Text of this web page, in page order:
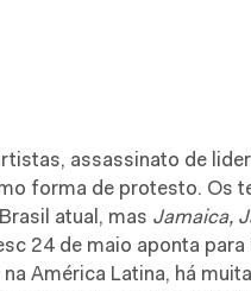
assassinato de
forma de protesto. Os
atual, mas Jamaica,
24 de maio aponta para
América Latina, há